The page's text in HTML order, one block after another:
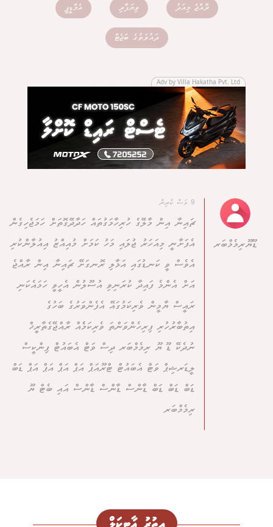
ރާއްޖެ މިއަދު ވިޔަފާރި އެމްޑީޕީ
ދައުލަތުގެ ބަޖެޓް
Adv by Villa Hakatha Pvt. Ltd
ޑޫޔޫރިމެމްބަރ
9 މަސް ކުރިން
ޗައިނާ އިން މާލޭގެ ހުރިހާމަގުތައް ހަދާދޭގޮތަށް ހަމަޖެހިގެން
އެފަށާނީ މިއަހަރު ޖުލައި މަހު ކަމަށް މުއިއްޒު އިއުލާންކުރި
އެވެސް ވީ ކަނޑުގައި އަޅާލި ރޮނގަށޭ ޗައިނާ އިން ރާއްޖެ
އަށް އެންމެ ފައިދާ ކުރަނިވި އުސޫލުން އެހީވީ ހަމައެކަނި
ރައީސް ޔާމީން ވެރިކަމުގައޭ އެފެންވަރުގެ ބަހުގެ
އިތުބާރުހުރި ފިރިހެންވަންތަ ވެރިކަމެެއް ރާއްޖޭގެތާރީޚް
ނުދެކޭ ޑޫ ޔޫ ރިމެމްބަރ ދިސް ވަޓް އެބައުޓް ޕިންކީސް
ލީޑަރޝިޕް ވަޓް އެބައުޓް ޓްރޫއަޕް އަޕް އަޕް އަޕް އަޕް ޑަބް
ޑަބް ޑަބް ޑަބް ޑާންސް ޑާންސް ޑާންސް އައި ބެޓް ޔޫ
ރިމެމްބަރ
އިތުރު އާޓިކަލް